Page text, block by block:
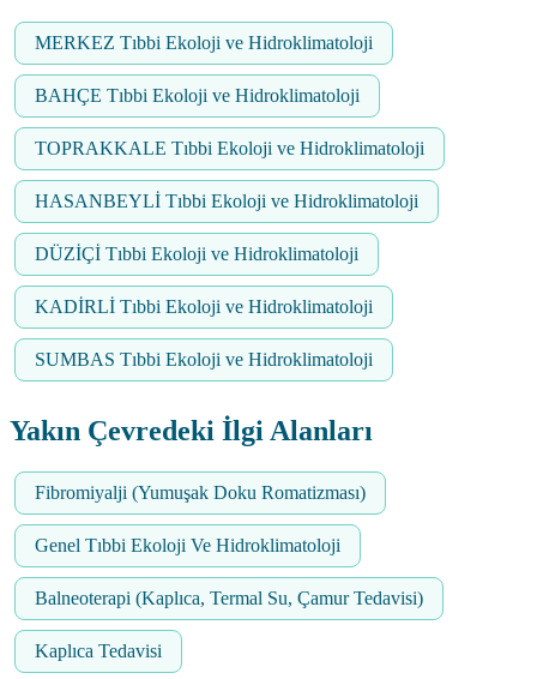
MERKEZ Tıbbi Ekoloji ve Hidroklimatoloji
BAHÇE Tıbbi Ekoloji ve Hidroklimatoloji
TOPRAKKALE Tıbbi Ekoloji ve Hidroklimatoloji
HASANBEYLİ Tıbbi Ekoloji ve Hidroklimatoloji
DÜZİÇİ Tıbbi Ekoloji ve Hidroklimatoloji
KADİRLİ Tıbbi Ekoloji ve Hidroklimatoloji
SUMBAS Tıbbi Ekoloji ve Hidroklimatoloji
Yakın Çevredeki İlgi Alanları
Fibromiyalji (Yumuşak Doku Romatizması)
Genel Tıbbi Ekoloji Ve Hidroklimatoloji
Balneoterapi (Kaplıca, Termal Su, Çamur Tedavisi)
Kaplıca Tedavisi